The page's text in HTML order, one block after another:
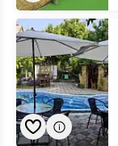
Гостевой
дом
Батарейная
3
на
карте